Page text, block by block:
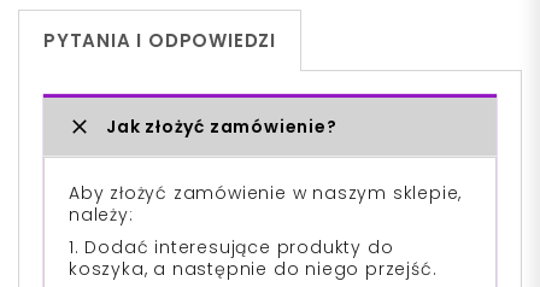
PYTANIA I ODPOWIEDZI
Jak złożyć zamówienie?
Aby złożyć zamówienie w naszym sklepie,
należy:
1. Dodać interesujące produkty do
koszyka, a następnie do niego przejść.